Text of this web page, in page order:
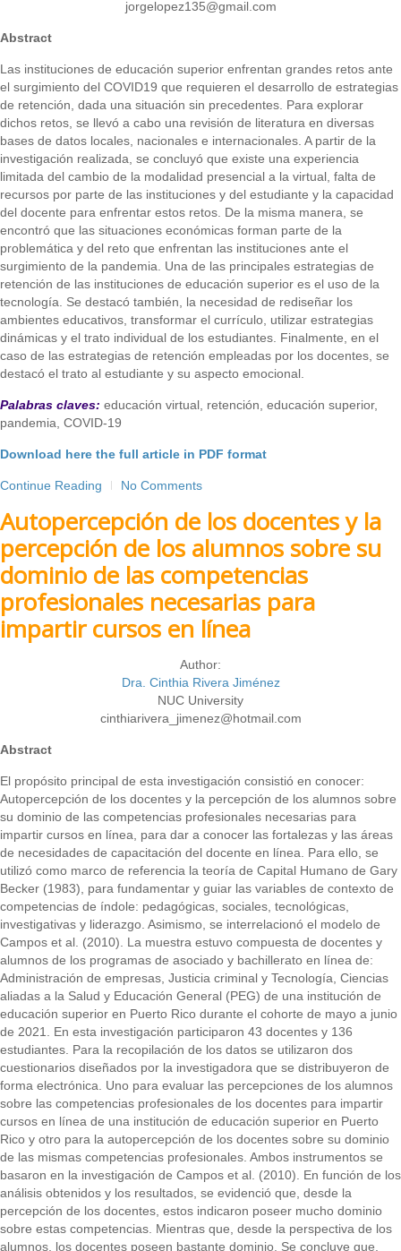
jorgelopez135@gmail.com
Abstract
Las instituciones de educación superior enfrentan grandes retos ante
el surgimiento del COVID19 que requieren el desarrollo de estrategias
de retención, dada una situación sin precedentes. Para explorar
dichos retos, se llevó a cabo una revisión de literatura en diversas
bases de datos locales, nacionales e internacionales. A partir de la
investigación realizada, se concluyó que existe una experiencia
limitada del cambio de la modalidad presencial a la virtual, falta de
recursos por parte de las instituciones y del estudiante y la capacidad
del docente para enfrentar estos retos. De la misma manera, se
encontró que las situaciones económicas forman parte de la
problemática y del reto que enfrentan las instituciones ante el
surgimiento de la pandemia. Una de las principales estrategias de
retención de las instituciones de educación superior es el uso de la
tecnología. Se destacó también, la necesidad de rediseñar los
ambientes educativos, transformar el currículo, utilizar estrategias
dinámicas y el trato individual de los estudiantes. Finalmente, en el
caso de las estrategias de retención empleadas por los docentes, se
destacó el trato al estudiante y su aspecto emocional.
Palabras claves: educación virtual, retención, educación superior,
pandemia, COVID-19
Download here the full article in PDF format
Continue Reading No Comments
Autopercepción de los docentes y la
percepción de los alumnos sobre su
dominio de las competencias
profesionales necesarias para
impartir cursos en línea
Author:
Dra. Cinthia Rivera Jiménez
NUC University
cinthiarivera_jimenez@hotmail.com
Abstract
El propósito principal de esta investigación consistió en conocer:
Autopercepción de los docentes y la percepción de los alumnos sobre
su dominio de las competencias profesionales necesarias para
impartir cursos en línea, para dar a conocer las fortalezas y las áreas
de necesidades de capacitación del docente en línea. Para ello, se
utilizó como marco de referencia la teoría de Capital Humano de Gary
Becker (1983), para fundamentar y guiar las variables de contexto de
competencias de índole: pedagógicas, sociales, tecnológicas,
investigativas y liderazgo. Asimismo, se interrelacionó el modelo de
Campos et al. (2010). La muestra estuvo compuesta de docentes y
alumnos de los programas de asociado y bachillerato en línea de:
Administración de empresas, Justicia criminal y Tecnología, Ciencias
aliadas a la Salud y Educación General (PEG) de una institución de
educación superior en Puerto Rico durante el cohorte de mayo a junio
de 2021. En esta investigación participaron 43 docentes y 136
estudiantes. Para la recopilación de los datos se utilizaron dos
cuestionarios diseñados por la investigadora que se distribuyeron de
forma electrónica. Uno para evaluar las percepciones de los alumnos
sobre las competencias profesionales de los docentes para impartir
cursos en línea de una institución de educación superior en Puerto
Rico y otro para la autopercepción de los docentes sobre su dominio
de las mismas competencias profesionales. Ambos instrumentos se
basaron en la investigación de Campos et al. (2010). En función de los
análisis obtenidos y los resultados, se evidenció que, desde la
percepción de los docentes, estos indicaron poseer mucho dominio
sobre estas competencias. Mientras que, desde la perspectiva de los
alumnos, los docentes poseen bastante dominio. Se concluye que,